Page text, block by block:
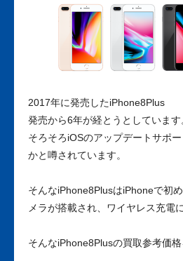
2017年に発売したiPhone8Plus
発売から6年が経とうとしています
そろそろiOSのアップデートサポ
かと噂されています。
そんなiPhone8PlusはiPhoneで初
メラが搭載され、ワイヤレス充電
そんなiPhone8Plusの買取参考価